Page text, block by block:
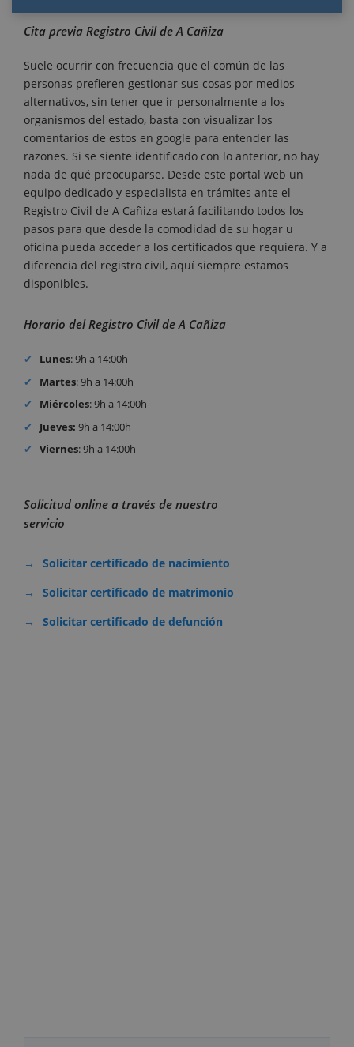
Cita previa Registro Civil de A Cañiza
Suele ocurrir con frecuencia que el común de las
personas prefieren gestionar sus cosas por medios
alternativos, sin tener que ir personalmente a los
organismos del estado, basta con visualizar los
comentarios de estos en google para entender las
razones. Si se siente identificado con lo anterior, no hay
nada de qué preocuparse. Desde este portal web un
equipo dedicado y especialista en trámites ante el
Registro Civil de A Cañiza estará facilitando todos los
pasos para que desde la comodidad de su hogar u
oficina pueda acceder a los certificados que requiera. Y a
diferencia del registro civil, aquí siempre estamos
disponibles.
Horario del Registro Civil de A Cañiza
Lunes: 9h a 14:00h
Martes: 9h a 14:00h
Miércoles: 9h a 14:00h
Jueves: 9h a 14:00h
Viernes: 9h a 14:00h
Solicitud online a través de nuestro
servicio
Solicitar certificado de nacimiento
Solicitar certificado de matrimonio
Solicitar certificado de defunción